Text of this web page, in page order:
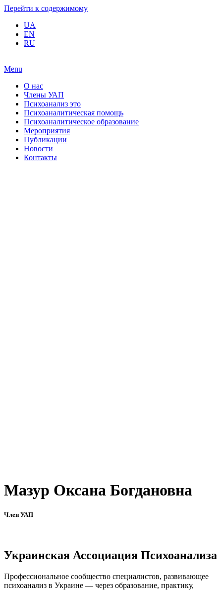
Перейти к содержимому
UA
EN
RU
Menu
О нас
Члены УАП
Психоанализ это
Психоаналитическая помощь
Психоаналитическое образование
Мероприятия
Публикации
Новости
Контакты
Мазур Оксана Богдановна
Член УАП
Украинская Ассоциация Психоанализа
Профессиональное сообщество специалистов, развивающее
психоанализ в Украине — через образование, практику,